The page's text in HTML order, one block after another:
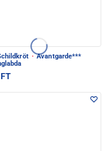
·Avantgarde***